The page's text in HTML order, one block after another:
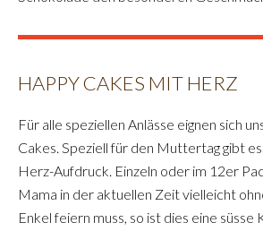
HAPPY CAKES MIT HERZ
Für alle speziellen Anlässe eignen sich
Cakes. Speziell für den Muttertag gibt
Herz-Aufdruck. Einzeln oder im 12er
Mama in der aktuellen Zeit vielleicht
Enkel feiern muss, so ist dies eine süsse